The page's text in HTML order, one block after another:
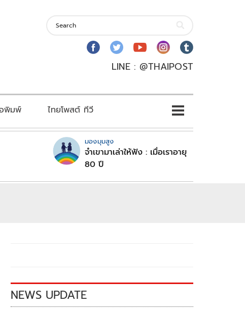
LINE : @THAIPOST
พิมพ์ ไทยโพสต์ ทีวี
มองมุมสูง
จำเขามาเล่าให้ฟัง : เมื่อเราอายุ
80 ปี
NEWS UPDATE